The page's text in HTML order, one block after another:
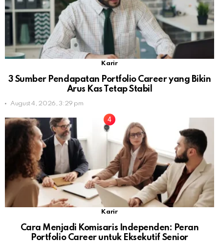
Karir
3 Sumber Pendapatan Portfolio Career yang Bikin
Arus Kas Tetap Stabil
August 4, 2026, 3:29 pm
Karir
Cara Menjadi Komisaris Independen: Peran
Portfolio Career untuk Eksekutif Senior